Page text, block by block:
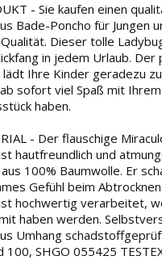
- Sie kaufen einen
Bade-Poncho für Jungen
Dieser tolle
in jedem Urlaub. Der
lädt Ihre Kinder geradezu
sofort viel Spaß mit
haben.
- Der flauschige
hautfreundlich und
100% Baumwolle. Er
Gefühl beim
hochwertig verarbeitet,
haben werden.
Umhang
100, SHGO 055425